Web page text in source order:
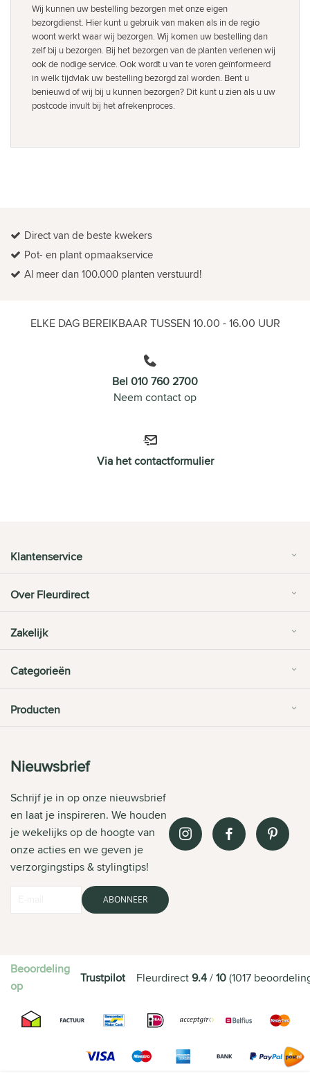
Wij kunnen uw bestelling bezorgen met onze eigen
bezorgdienst. Hier kunt u gebruik van maken als in de regio
woont werkt waar wij bezorgen. Wij komen uw bestelling dan
zelf bij u bezorgen. Bij het bezorgen van de planten verlenen wij
ook de nodige service. Ook wordt u van te voren geïnformeerd
in welk tijdvlak uw bestelling bezorgd zal worden. Bent u
benieuwd of wij bij u kunnen bezorgen? Dit kunt u zien als u uw
postcode invult bij het afrekenproces.
Direct van de beste kwekers
Pot- en plant opmaakservice
Al meer dan 100.000 planten verstuurd!
ELKE DAG BEREIKBAAR TUSSEN 10.00 - 16.00 UUR
Bel 010 760 2700
Neem contact op
Via het contactformulier
Klantenservice
Over Fleurdirect
Zakelijk
Categorieën
Producten
Nieuwsbrief
Schrijf je in op onze nieuwsbrief
en laat je inspireren. We houden
je wekelijks op de hoogte van
onze acties en we geven je
verzorgingstips & stylingtips!
ABONNEER
Beoordeling
op
Trustpilot Fleurdirect9.4/10(1017